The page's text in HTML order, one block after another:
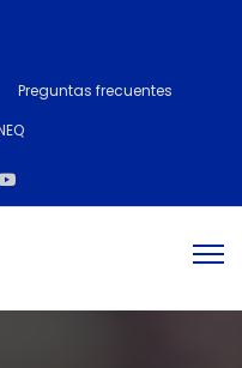
Preguntas frecuentes